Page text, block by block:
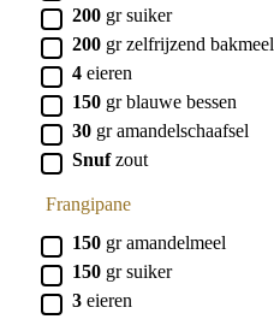
▢
200 gr suiker
▢
200 gr zelfrijzend bakmeel
▢
4 eieren
▢
150 gr blauwe bessen
▢
30 gr amandelschaafsel
▢
Snuf zout
Frangipane
▢
150 gr amandelmeel
▢
150 gr suiker
▢
3 eieren